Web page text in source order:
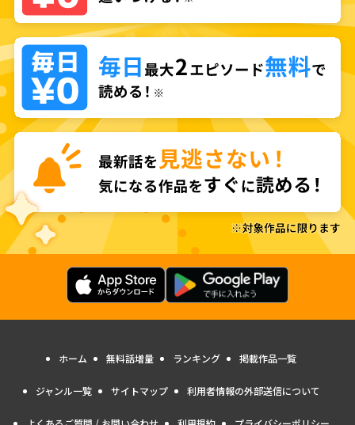
ホーム 無料話増量 ランキング 掲載作品一覧
ジャンル一覧 サイトマップ 利用者情報の外部送信について